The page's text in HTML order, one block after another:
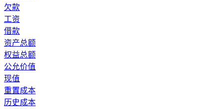
欠款
工资
借款
资产总额
权益总额
公允价值
现值
重置成本
历史成本